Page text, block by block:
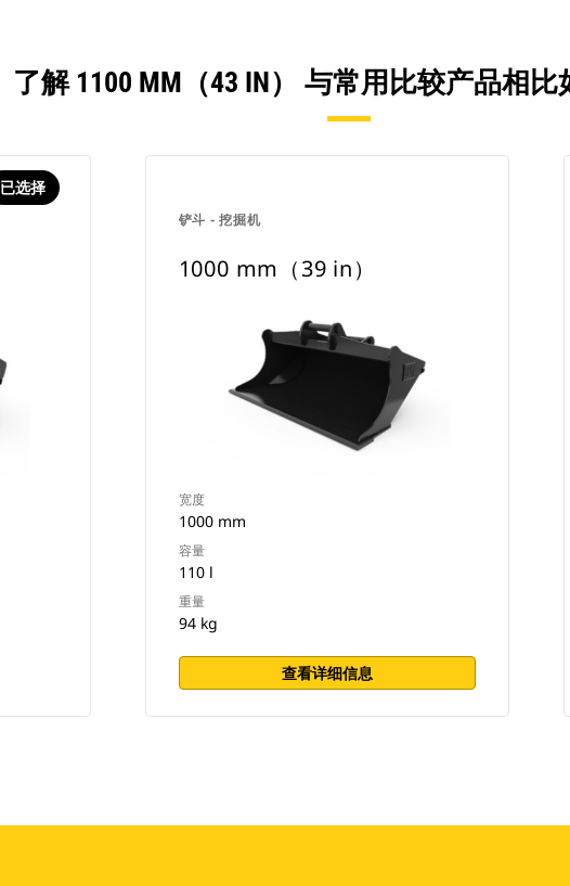
了解 1100 MM（43 IN） 与常用比较产品相比
已选择
铲斗 - 挖掘机
1000 mm（39 in）
宽度
1000 mm
容量
110 l
重量
94 kg
查看详细信息